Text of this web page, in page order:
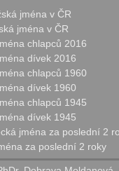
jména v ČR
jména v ČR
chlapců 2016
dívek 2016
chlapců 1960
dívek 1960
chlapců 1945
dívek 1945
jména za poslední 2
za poslední 2 roky